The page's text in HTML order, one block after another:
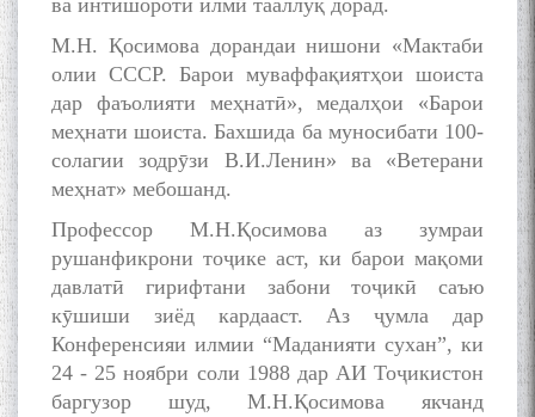
ва интишороти илмӣ тааллуқ дорад.
М.Н. Қосимова дорандаи нишони «Мактаби
олии СССР. Барои муваффақиятҳои шоиста
дар фаъолияти меҳнатӣ», медалҳои «Барои
меҳнати шоиста. Бахшида ба муносибати 100-
солагии зодрӯзи В.И.Ленин» ва «Ветерани
меҳнат» мебошанд.
Профессор М.Н.Қосимова аз зумраи
рушанфикрони тоҷике аст, ки барои мақоми
давлатӣ гирифтани забони тоҷикӣ саъю
кӯшиши зиёд кардааст. Аз ҷумла дар
Конференсияи илмии “Маданияти сухан”, ки
24 - 25 ноябри соли 1988 дар АИ Тоҷикистон
баргузор шуд, М.Н.Қосимова якчанд